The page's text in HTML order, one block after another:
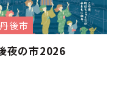
後市
夜の市2026